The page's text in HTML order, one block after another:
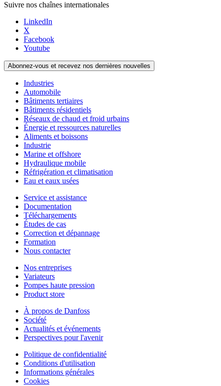
Suivre nos chaînes internationales
LinkedIn
X
Facebook
Youtube
Abonnez-vous et recevez nos dernières nouvelles
Industries
Automobile
Bâtiments tertiaires
Bâtiments résidentiels
Réseaux de chaud et froid urbains
Énergie et ressources naturelles
Aliments et boissons
Industrie
Marine et offshore
Hydraulique mobile
Réfrigération et climatisation
Eau et eaux usées
Service et assistance
Documentation
Téléchargements
Études de cas
Correction et dépannage
Formation
Nous contacter
Nos entreprises
Variateurs
Pompes haute pression
Product store
À propos de Danfoss
Société
Actualités et événements
Perspectives pour l'avenir
Politique de confidentialité
Conditions d'utilisation
Informations générales
Cookies